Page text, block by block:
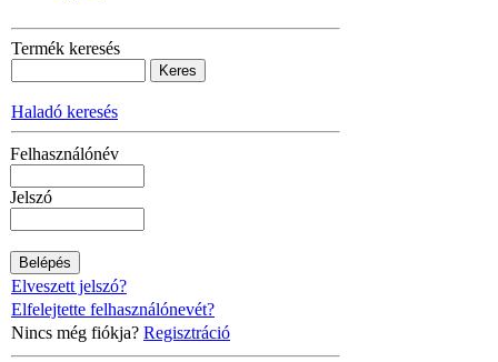
Termék keresés
Haladó keresés
Felhasználónév
Jelszó
Elveszett jelszó?
Elfelejtette felhasználónevét?
Nincs még fiókja? Regisztráció